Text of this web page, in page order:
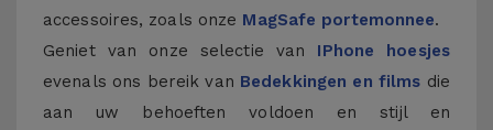
accessoires, zoals onze MagSafe portemonnee.
Geniet van onze selectie van IPhone hoesjes
evenals ons bereik van Bedekkingen en films die
aan uw behoeften voldoen en stijl en